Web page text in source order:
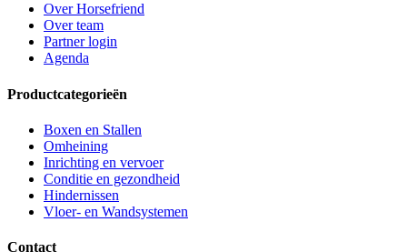
Over Horsefriend
Over team
Partner login
Agenda
Productcategorieën
Boxen en Stallen
Omheining
Inrichting en vervoer
Conditie en gezondheid
Hindernissen
Vloer- en Wandsystemen
Contact